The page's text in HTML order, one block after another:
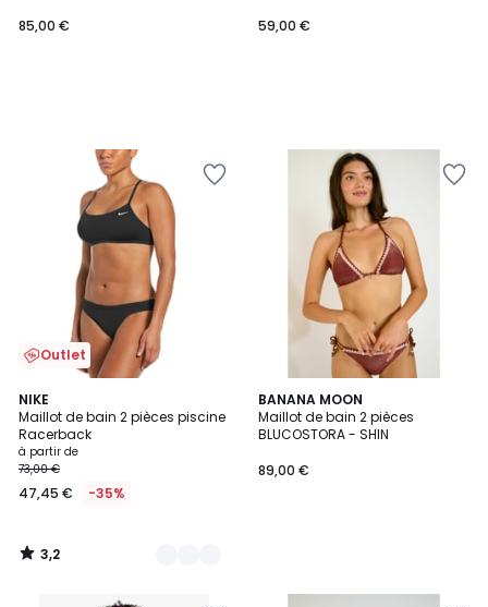
85,00 €
59,00 €
Outlet
NIKE
Maillot de bain 2 pièces piscine
Racerback
à partir de
73,00 €
47,45 € -35%
3,2
/ 5
2
Couleurs
3,2
/
BANANA MOON
Maillot de bain 2 pièces
BLUCOSTORA - SHIN
89,00 €